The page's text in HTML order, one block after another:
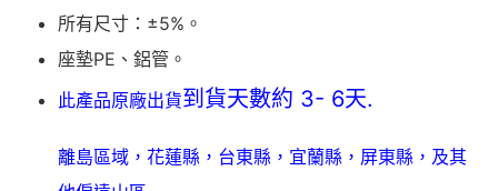
所有尺寸：±5%。
座墊PE、鋁管。
此產品原廠出貨到貨天數約 3- 6天.
離島區域，花蓮縣，台東縣，宜蘭縣，屏東縣，及其